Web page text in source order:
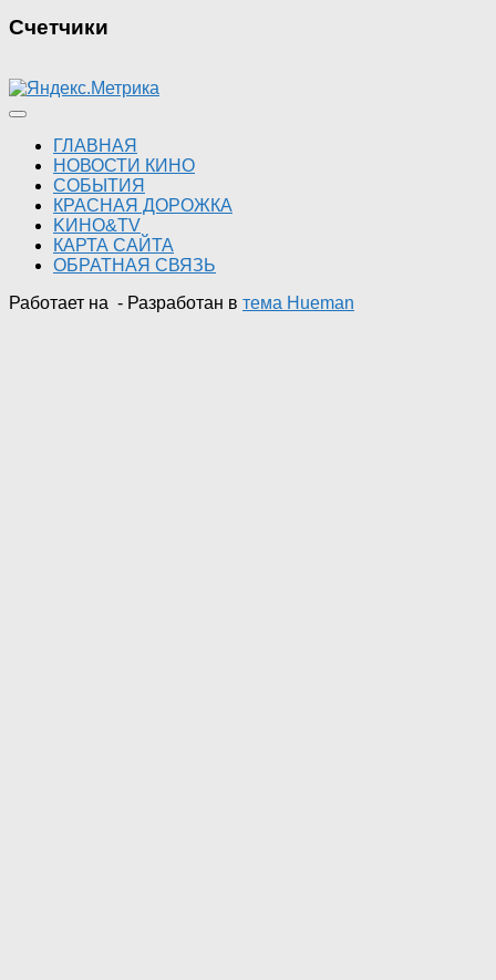
Счетчики
ГЛАВНАЯ
НОВОСТИ КИНО
СОБЫТИЯ
КРАСНАЯ ДОРОЖКА
KИНО&TV
КАРТА САЙТА
ОБРАТНАЯ СВЯЗЬ
Работает на - Разработан в тема Hueman